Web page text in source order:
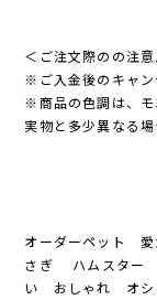
＜ご注文際のの注
※ご入金後のキャン
※商品の色調は、モ
実物と多少異なる場
オーダーペット
さぎ ハムスタ
い おしゃれ オ